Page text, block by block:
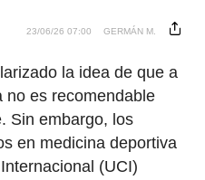
23/06/26 07:00 GERMÁN M.
la idea de que a
no es recomendable
Sin embargo, los
en medicina deportiva
(UCI)